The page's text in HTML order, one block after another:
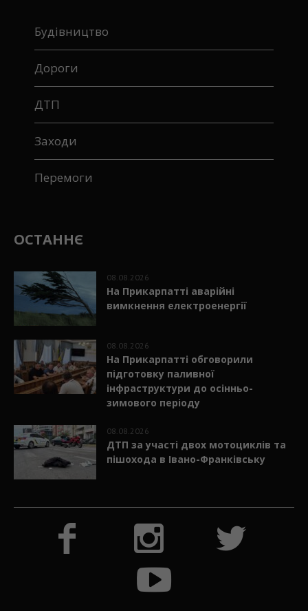
Будівництво
Дороги
ДТП
Заходи
Перемоги
ОСТАННЄ
08.08.2026
На Прикарпатті аварійні
вимкнення електроенергії
08.08.2026
На Прикарпатті обговорили
підготовку паливної
інфраструктури до осінньо-
зимового періоду
08.08.2026
ДТП за участі двох мотоциклів та
пішохода в Івано-Франківську